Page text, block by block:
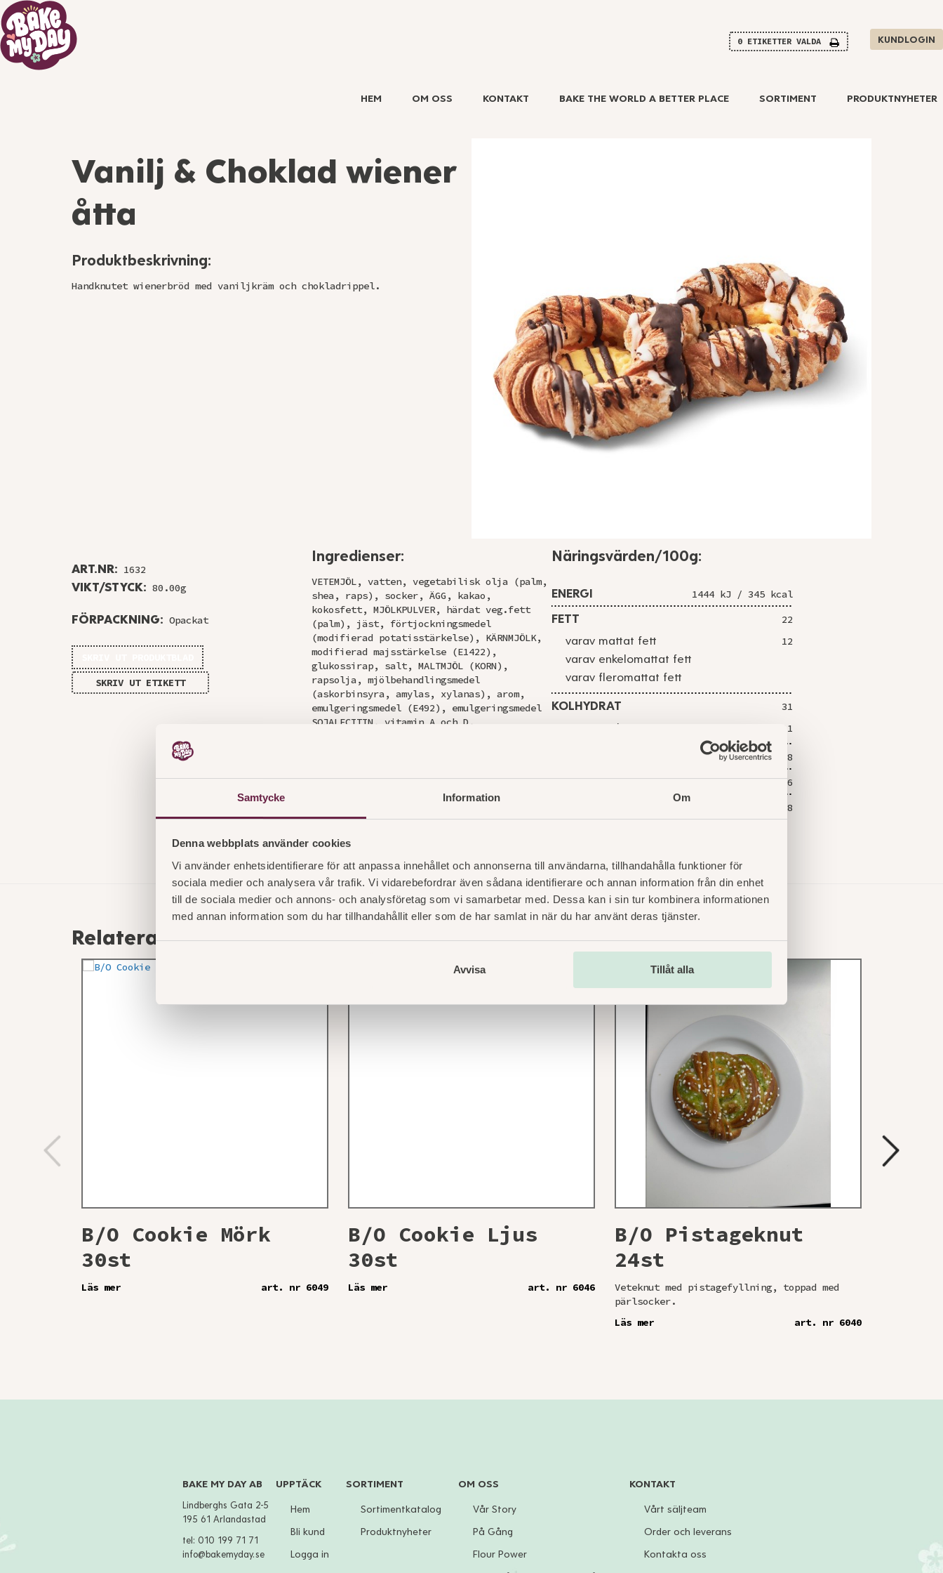
Samtycke Information Om
Denna webbplats använder cookies
Vi använder enhetsidentifierare för att anpassa innehållet och annonserna till användarna, tillhandahålla funktioner för
sociala medier och analysera vår trafik. Vi vidarebefordrar även sådana identifierare och annan information från din enhet
till de sociala medier och annons- och analysföretag som vi samarbetar med. Dessa kan i sin tur kombinera informationen
med annan information som du har tillhandahållit eller som de har samlat in när du har använt deras tjänster.
Avvisa Tillåt alla
HEM OM OSS KONTAKT BAKE THE WORLD A BETTER PLACE SORTIMENT PRODUKTNYHETER
0 ETIKETTER VALDA KUNDLOGIN
Vanilj & Choklad wiener
åtta
Produktbeskrivning:
Handknutet wienerbröd med vaniljkräm och chokladrippel.
ART.NR: 1632
VIKT/STYCK: 80.00g
FÖRPACKNING: Opackat
SKRIV UT ETIKETT
Ingredienser:
VETEMJÖL, vatten, vegetabilisk olja (palm,
shea, raps), socker, ÄGG, kakao,
kokosfett, MJÖLKPULVER, härdat veg.fett
(palm), jäst, förtjockningsmedel
(modifierad potatisstärkelse), KÄRNMJÖLK,
modifierad majsstärkelse (E1422),
glukossirap, salt, MALTMJÖL (KORN),
rapsolja, mjölbehandlingsmedel
(askorbinsyra, amylas, xylanas), arom,
emulgeringsmedel (E492), emulgeringsmedel
SOJALECITIN, vitamin A och D,
E450, emulgeringsmedel (E401), färgämne
(E101), färgämne (E160a), färgämnen
stabiliseringsmedel (E451),
surhetsreglerande medel (E339).
Näringsvärden/100g:
ENERGI
1444 kJ / 345 kcal
FETT
22
varav mattat fett
12
varav enkelomattat fett
varav fleromattat fett
KOLHYDRAT
31
varav sockerarter
11
1,8
PROTEIN
5,6
0,48
Relaterade produkter
B/O Cookie Mörk
30st
Läs mer art. nr 6049
B/O Cookie Ljus
30st
Läs mer art. nr 6046
B/O Pistageknut
24st
Veteknut med pistagefyllning, toppad med
pärlsocker.
Läs mer
art. nr 6040
BAKE MY DAY AB
Lindberghs Gata 2-5
195 61 Arlandastad
tel: 010 199 71 71
info@bakemyday.se
UPPTÄCK
Hem
Bli kund
Logga in
SORTIMENT
Sortimentkatalog
Produktnyheter
OM OSS
Vår Story
På Gång
Flour Power
KONTAKT
Vårt säljteam
Order och leverans
Kontakta oss